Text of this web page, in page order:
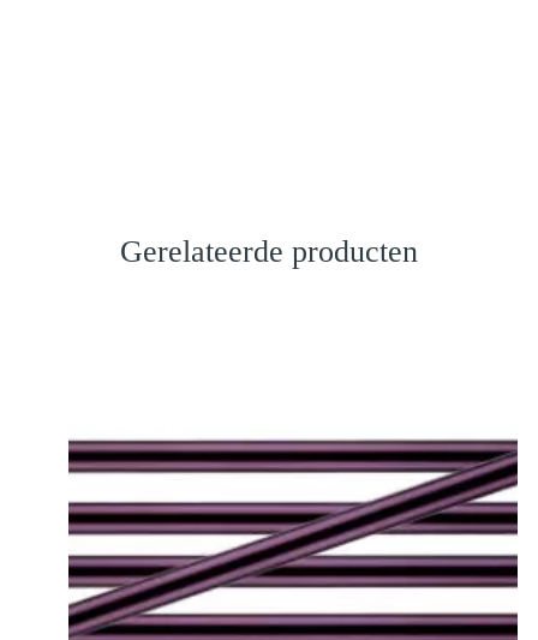
Gerelateerde producten